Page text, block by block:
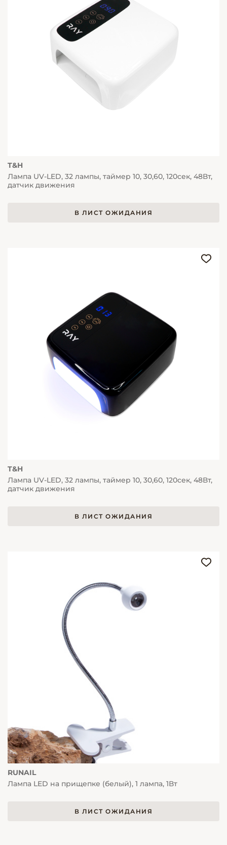
T&H
Лампа UV-LED, 32 лампы, таймер 10, 30,60, 120сек, 48Вт,
датчик движения
В ЛИСТ ОЖИДАНИЯ
T&H
Лампа UV-LED, 32 лампы, таймер 10, 30,60, 120сек, 48Вт,
датчик движения
В ЛИСТ ОЖИДАНИЯ
RUNAIL
Лампа LED на прищепке (белый), 1 лампа, 1Вт
В ЛИСТ ОЖИДАНИЯ